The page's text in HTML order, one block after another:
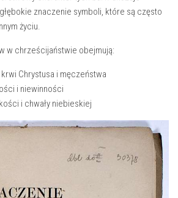
znaczenie symboli, które są często
życiu.
w chrześcijaństwie obejmują:
Chrystusa i męczeństwa
i niewinności
i chwały niebieskiej